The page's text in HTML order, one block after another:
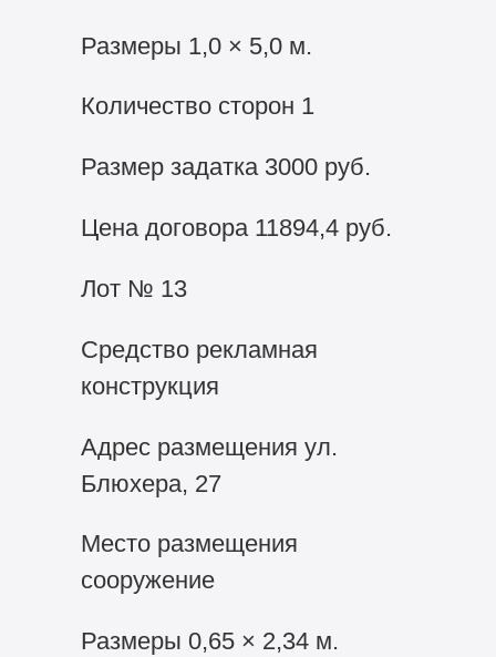
Размеры 1,0 × 5,0 м.
Количество сторон 1
Размер задатка 3000 руб.
Цена договора 11894,4 руб.
Лот № 13
Средство рекламная
конструкция
Адрес размещения ул.
Блюхера, 27
Место размещения
сооружение
Размеры 0,65 × 2,34 м.